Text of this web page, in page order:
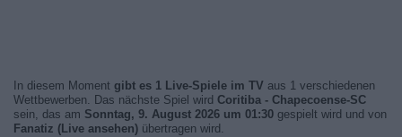
In diesem Moment gibt es 1 Live-Spiele im TV aus 1 verschiedenen
Wettbewerben. Das nächste Spiel wird Coritiba - Chapecoense-SC
sein, das am Sonntag, 9. August 2026 um 01:30 gespielt wird und von
Fanatiz (Live ansehen) übertragen wird.